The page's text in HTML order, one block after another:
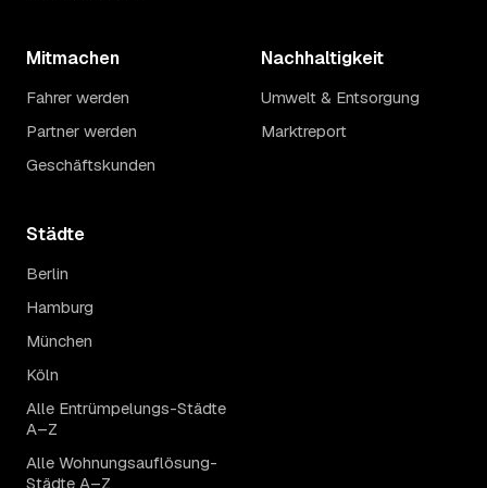
Mitmachen
Fahrer werden
Partner werden
Geschäftskunden
Nachhaltigkeit
Umwelt & Entsorgung
Marktreport
Städte
Berlin
Hamburg
München
Köln
Alle Entrümpelungs-Städte
A–Z
Alle Wohnungsauflösung-
Städte A–Z